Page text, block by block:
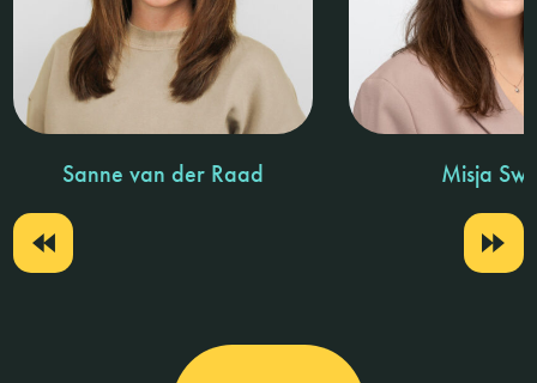
Sanne van der Raad Misja